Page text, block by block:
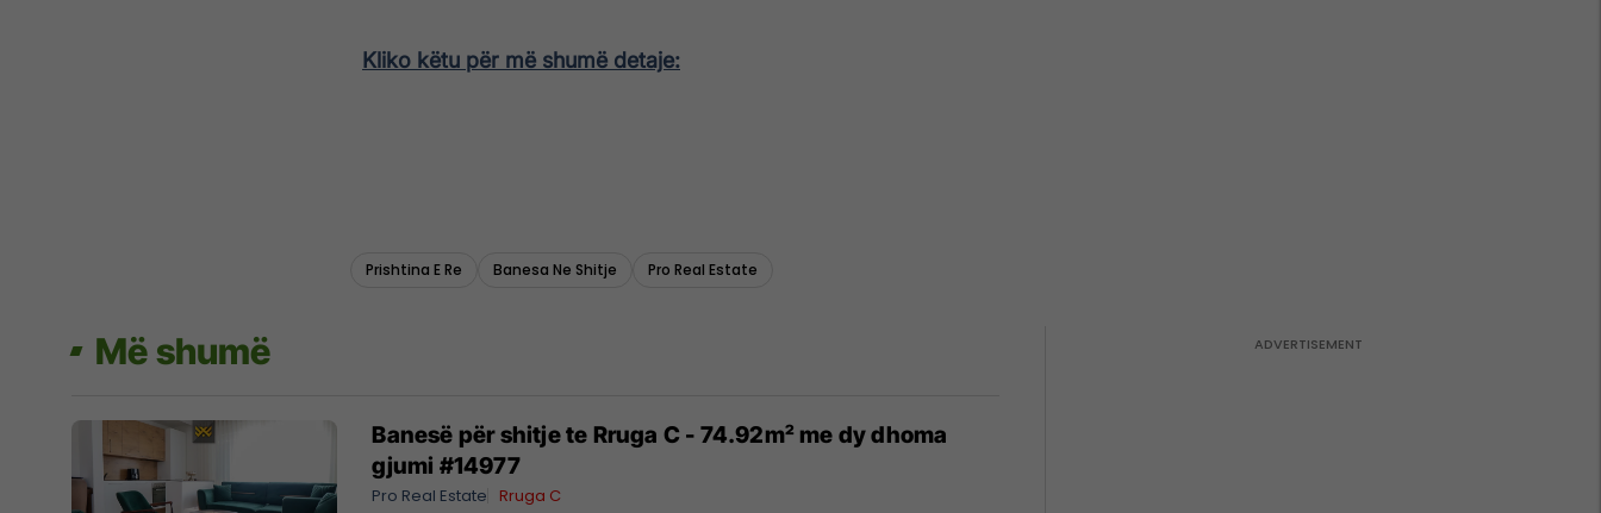
Kliko këtu për më shumë detaje:
Prishtina E Re Banesa Ne Shitje Pro Real Estate
Më shumë
Banesë për shitje te Rruga C - 74.92m² me dy dhoma
gjumi #14977
Pro Real Estate Rruga C